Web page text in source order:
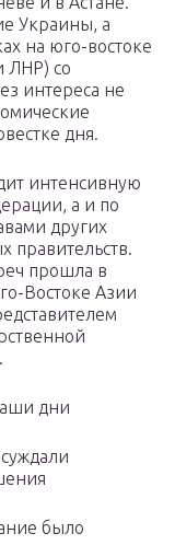
Украины, а
на юго-востоке
ЛНР) со
интереса не
дня.
интенсивную
а и по
других
правительств.
прошла в
Востоке Азии
дни
было